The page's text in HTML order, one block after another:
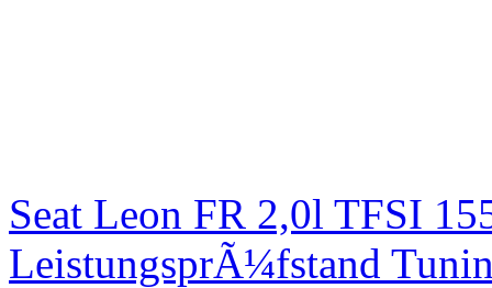
Seat Leon FR 2,0l TFSI
LeistungsprÃ¼fstand